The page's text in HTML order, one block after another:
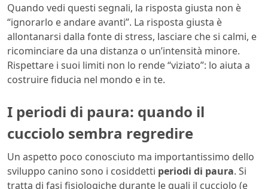
Quando vedi questi segnali, la risposta giusta non è
“ignorarlo e andare avanti”. La risposta giusta è
allontanarsi dalla fonte di stress, lasciare che si calmi, e
ricominciare da una distanza o un’intensità minore.
Rispettare i suoi limiti non lo rende “viziato”: lo aiuta a
costruire fiducia nel mondo e in te.
I periodi di paura: quando il
cucciolo sembra regredire
Un aspetto poco conosciuto ma importantissimo dello
sviluppo canino sono i cosiddetti periodi di paura. Si
tratta di fasi fisiologiche durante le quali il cucciolo (e